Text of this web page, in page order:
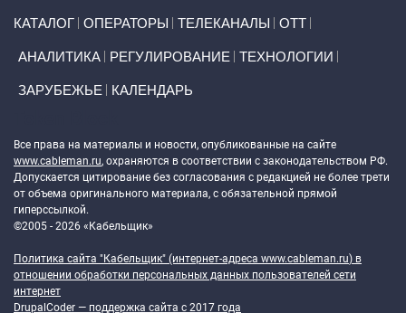
КАТАЛОГ ОПЕРАТОРЫ ТЕЛЕКАНАЛЫ ОТТ
АНАЛИТИКА РЕГУЛИРОВАНИЕ ТЕХНОЛОГИИ
ЗАРУБЕЖЬЕ КАЛЕНДАРЬ
Все права на материалы и новости, опубликованные на сайте
www.cableman.ru, охраняются в соответствии с законодательством РФ.
Допускается цитирование без согласования с редакцией не более трети
от объема оригинального материала, с обязательной прямой
гиперссылкой.
©2005 - 2026 «Кабельщик»
Политика сайта "Кабельщик" (интернет-адреса www.cableman.ru) в
отношении обработки персональных данных пользователей сети
интернет
DrupalCoder — поддержка сайта c 2017 года